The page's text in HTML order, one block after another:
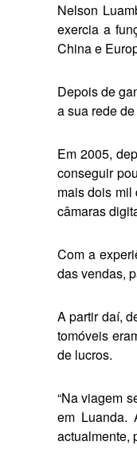
Nelson
exercia a
China e
Depois de
a sua rede
Em 2005,
con­seguir
mais dois mil
câmaras
Com a
das vendas,
A partir daí,
tomóveis
de lucros.
“Na viagem
em Luanda.
actualmente,